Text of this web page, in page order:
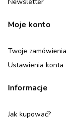
Moje konto
Twoje zamówienia
Ustawienia konta
Informacje
Jak kupować?